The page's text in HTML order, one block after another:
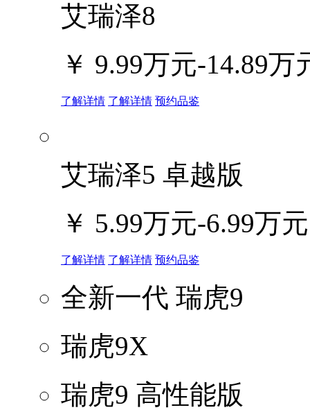
艾瑞泽8
￥ 9.99万元-14.89万
了解详情 了解详情 预约品鉴
艾瑞泽5 卓越版
￥ 5.99万元-6.99万元
了解详情 了解详情 预约品鉴
全新一代 瑞虎9
瑞虎9X
瑞虎9 高性能版